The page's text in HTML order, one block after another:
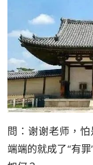
問：谢谢老师，
端端的就成了“有